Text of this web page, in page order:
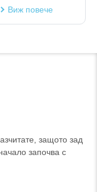
Виж повече
защото зад
започва с